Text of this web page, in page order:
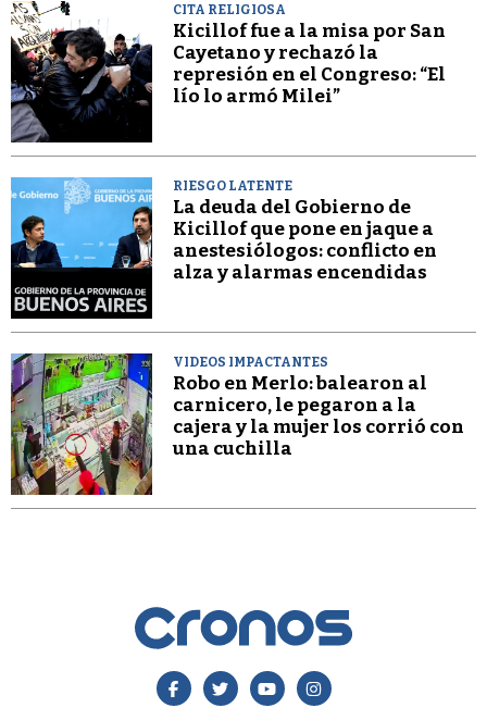
CITA RELIGIOSA
Kicillof fue a la misa por San
Cayetano y rechazó la
represión en el Congreso: “El
lío lo armó Milei”
RIESGO LATENTE
La deuda del Gobierno de
Kicillof que pone en jaque a
anestesiólogos: conflicto en
alza y alarmas encendidas
VIDEOS IMPACTANTES
Robo en Merlo: balearon al
carnicero, le pegaron a la
cajera y la mujer los corrió con
una cuchilla